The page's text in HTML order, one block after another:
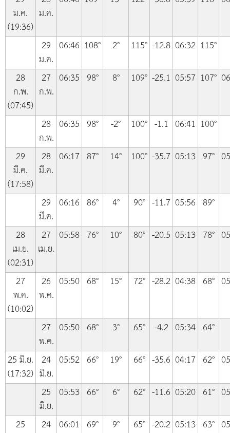
ม.ค.
(19:36)
ม.ค.
29
ม.ค.
06:46 108° 2° 115° -12.8 06:32 115°
28
ก.พ.
(07:45)
27
ก.พ.
06:35 98° 8° 109° -25.1 05:57 107°
28
ก.พ.
06:35 98° -2° 100° -1.1 06:41 100°
29
มี.ค.
(17:58)
28
มี.ค.
06:17 87° 14° 100° -35.7 05:13 97°
29
มี.ค.
06:16 86° 4° 90° -11.7 05:56 89°
28
เม.ย.
(02:31)
27
เม.ย.
05:58 76° 10° 80° -20.5 05:13 78°
27
พ.ค.
(10:02)
26
พ.ค.
05:50 68° 15° 72° -28.2 04:38 68°
27
พ.ค.
05:50 68° 3° 65° -4.2 05:34 64°
25 มิ.ย.
(17:32)
24
มิ.ย.
05:52 66° 19° 66° -35.6 04:17 62°
25
มิ.ย.
05:53 66° 6° 62° -11.6 05:20 61°
25
24 06:01 69° 9° 65° -20.2 05:13 63°